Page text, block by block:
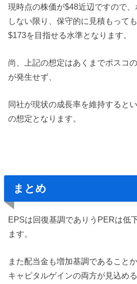
現時点の株価が$48近辺ですので
しない限り、保守的に見積もって
$173を目指せる水準となります。
尚、上記の想定はあくまでポスコ
が発生せず、
同社が現状の成長率を維持すると
の想定となります。
まとめ
EPSは回復基調でありうPERは低
ます。
また配当金も増加基調であること
キャピタルゲインの両方が見込め